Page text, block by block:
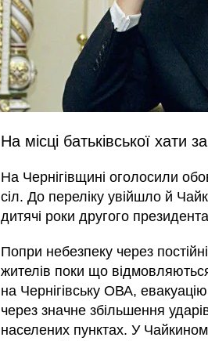
На місці батьківської
На Чернігівщині оголосили
сіл. До переліку увійшло й
дитячі роки другого
Попри небезпеку через
жителів поки що
на Чернігівську ОВА,
через значне збільшення
населених пунктах. У